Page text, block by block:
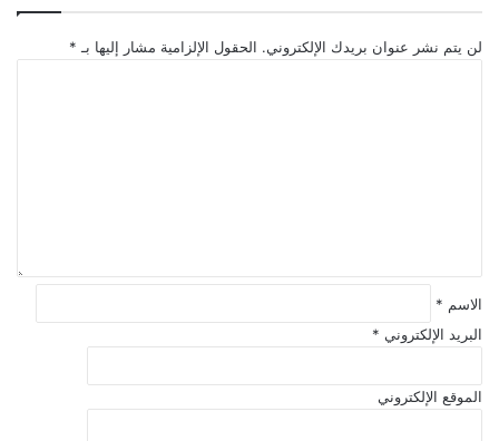
لن يتم نشر عنوان بريدك الإلكتروني. الحقول الإلزامية مشار إليها بـ *
الاسم *
البريد الإلكتروني *
الموقع الإلكتروني